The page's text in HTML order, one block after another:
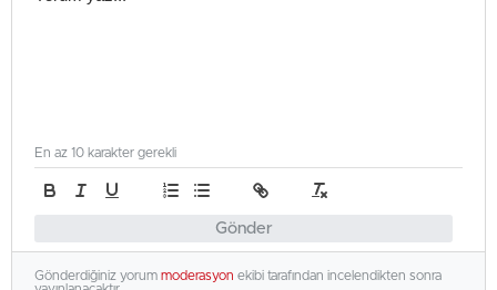
Gönder
En az 10 karakter gerekli
Gönderdiğiniz yorum moderasyon ekibi tarafından incelendikten sonra